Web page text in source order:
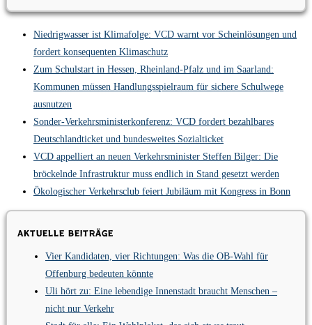
Niedrigwasser ist Klimafolge: VCD warnt vor Scheinlösungen und
fordert konsequenten Klimaschutz
Zum Schulstart in Hessen, Rheinland-Pfalz und im Saarland:
Kommunen müssen Handlungsspielraum für sichere Schulwege
ausnutzen
Sonder-Verkehrsministerkonferenz: VCD fordert bezahlbares
Deutschlandticket und bundesweites Sozialticket
VCD appelliert an neuen Verkehrsminister Steffen Bilger: Die
bröckelnde Infrastruktur muss endlich in Stand gesetzt werden
Ökologischer Verkehrsclub feiert Jubiläum mit Kongress in Bonn
Aktuelle Beiträge
Vier Kandidaten, vier Richtungen: Was die OB-Wahl für
Offenburg bedeuten könnte
Uli hört zu: Eine lebendige Innenstadt braucht Menschen –
nicht nur Verkehr